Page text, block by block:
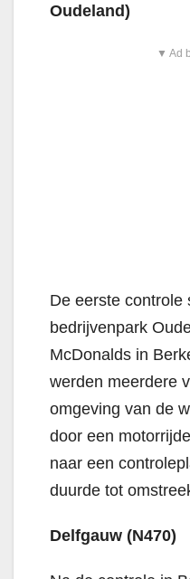
Oudeland)
▼ Ad
De eerste controle
bedrijvenpark
McDonalds in
werden meerdere
omgeving van de
door een
naar een
duurde tot
Delfgauw (N470)